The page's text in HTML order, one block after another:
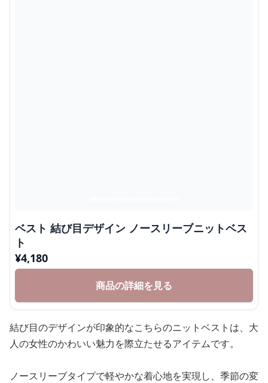
ベスト 結び目デザイン ノースリーブニットベス
ト
¥4,180
商品の詳細を見る
結び目のデザインが印象的なこちらのニットベストは、大
人の女性のかわいい魅力を際立たせるアイテムです。
ノースリーブタイプで軽やかな着心地を実現し、季節の変